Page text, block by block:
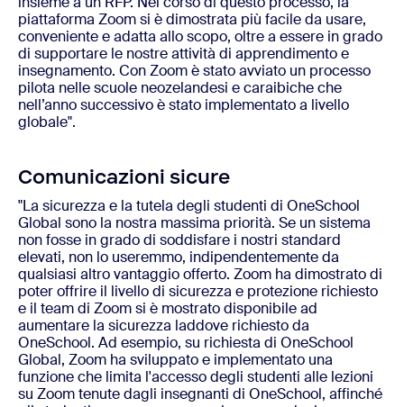
piattaforma Zoom si è dimostrata più facile da usare,
conveniente e adatta allo scopo, oltre a essere in grado
di supportare le nostre attività di apprendimento e
insegnamento. Con Zoom è stato avviato un processo
pilota nelle scuole neozelandesi e caraibiche che
nell’anno successivo è stato implementato a livello
globale".
Comunicazioni sicure
"La sicurezza e la tutela degli studenti di OneSchool
Global sono la nostra massima priorità. Se un sistema
non fosse in grado di soddisfare i nostri standard
elevati, non lo useremmo, indipendentemente da
qualsiasi altro vantaggio offerto. Zoom ha dimostrato di
poter offrire il livello di sicurezza e protezione richiesto
e il team di Zoom si è mostrato disponibile ad
aumentare la sicurezza laddove richiesto da
OneSchool. Ad esempio, su richiesta di OneSchool
Global, Zoom ha sviluppato e implementato una
funzione che limita l'accesso degli studenti alle lezioni
su Zoom tenute dagli insegnanti di OneSchool, affinché